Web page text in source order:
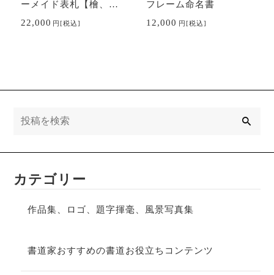
ーメイド表札【檜、
桧、ヒノキ】
22,000 円[税込]
フレーム命名書
12,000 円[税込]
カテゴリー
作品集、ロゴ、題字揮毫、風景写真集
書道家おすすめの書道お役立ちコンテンツ